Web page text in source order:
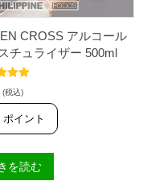
CROSS アルコール
チュライザー 500ml
5.00
(税込)
ポイント
を読む